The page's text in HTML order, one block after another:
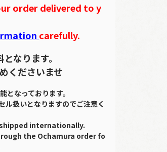
order delivered to y
carefully.
なります。
くださいませ
なっております。
ル扱いとなりますのでご注意く
internationally.
the Ochamura order fo